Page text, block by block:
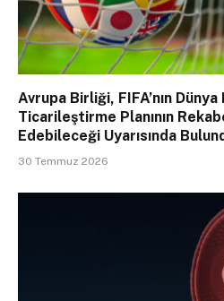
Avrupa Birliği, FIFA’nın Dünya
Ticarileştirme Planının
Edebileceği Uyarısında
30 Temmuz 2026